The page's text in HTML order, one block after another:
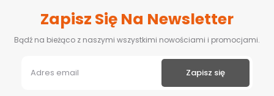
Zapisz Się Na Newsletter
Bądź na bieżąco z naszymi wszystkimi nowościami i promocjami.